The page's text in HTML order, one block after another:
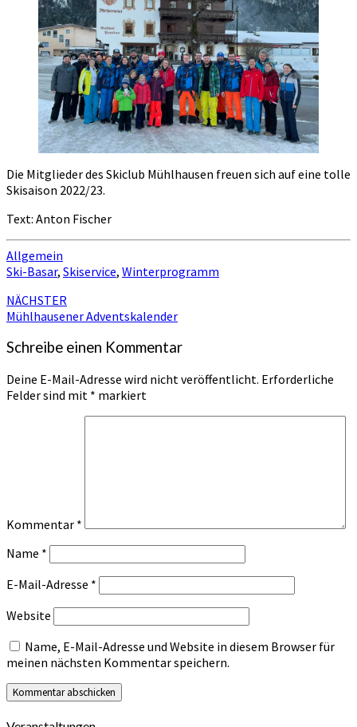
Die Mitglieder des Skiclub Mühlhausen freuen sich auf eine tolle
Skisaison 2022/23.
Text: Anton Fischer
Allgemein
Ski-Basar, Skiservice, Winterprogramm
Beitragsnavigation
NÄCHSTER
Mühlhausener Adventskalender
Schreibe einen Kommentar
Deine E-Mail-Adresse wird nicht veröffentlicht. Erforderliche
Felder sind mit * markiert
Kommentar *
Name *
E-Mail-Adresse *
Website
Name, E-Mail-Adresse und Website in diesem Browser für
meinen nächsten Kommentar speichern.